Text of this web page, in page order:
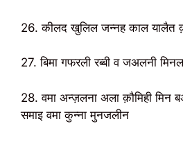
26. कीलद खुलिल जन्नह काल यालैत
27. बिमा गफरली रब्बी व जअलनी
28. वमा अन्ज़लना अला क़ौमिही मिन
समाइ वमा कुन्ना मुनजलीन